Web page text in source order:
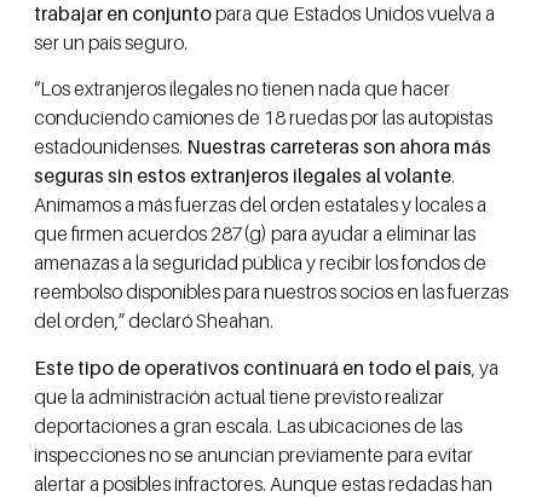
trabajar en conjuntopara que Estados Unidos vuelva a
ser un país seguro.
“Los extranjeros ilegales no tienen nada que hacer
conduciendo camiones de 18 ruedas por las autopistas
estadounidenses. Nuestras carreteras son ahora más
seguras sin estos extranjeros ilegales al volante.
Animamos a más fuerzas del orden estatales y locales a
que firmen acuerdos 287(g) para ayudar a eliminar las
amenazas a la seguridad pública y recibir los fondos de
reembolso disponibles para nuestros socios en las fuerzas
del orden,” declaró Sheahan.
Este tipo de operativos continuará en todo el país , ya
que la administración actual tiene previsto realizar
deportaciones a gran escala. Las ubicaciones de las
inspecciones no se anuncian previamente para evitar
alertar a posibles infractores. Aunque estas redadas han